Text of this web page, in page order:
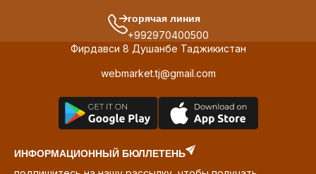
горячая линия
+992970400500
Фирдавси 8 Душанбе Таджикистан
webmarket.tj@gmail.com
ИНФОРМАЦИОННЫЙ БЮЛЛЕТЕНЬ